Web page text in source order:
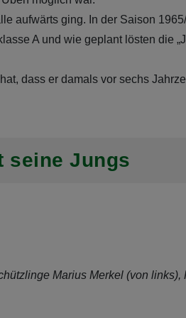
aufwärts ging. In der Saison
A und wie geplant lösten die
dass er damals vor sechs
seine Jungs
Marius Merkel (von links),